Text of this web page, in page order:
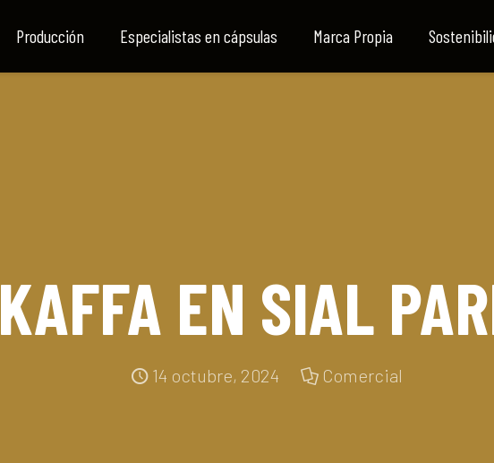
Producción Especialistas en cápsulas Marca Propia
KAFFA EN SIAL
14 octubre, 2024 Comercial